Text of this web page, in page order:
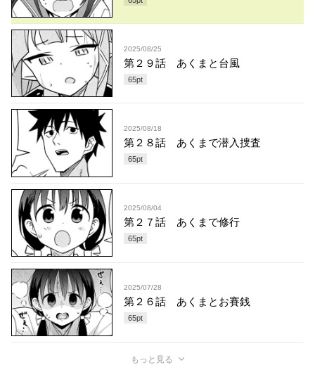
2025/08/25
第２９話 あくまと台風
65pt
2025/08/18
第２８話 あくまで潜入捜査
65pt
2025/08/04
第２７話 あくまで修行
65pt
2025/07/28
第２６話 あくまとお賽銭
65pt
もっと見る